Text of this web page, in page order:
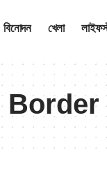
বিনোদন খেলা
Border